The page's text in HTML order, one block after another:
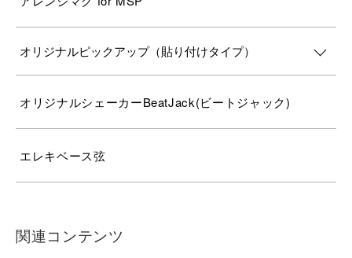
オリジナルピックアップ（貼り付けタイプ）
オリジナルシェーカーBeatJack(ビートジャック)
エレキベース弦
関連コンテンツ